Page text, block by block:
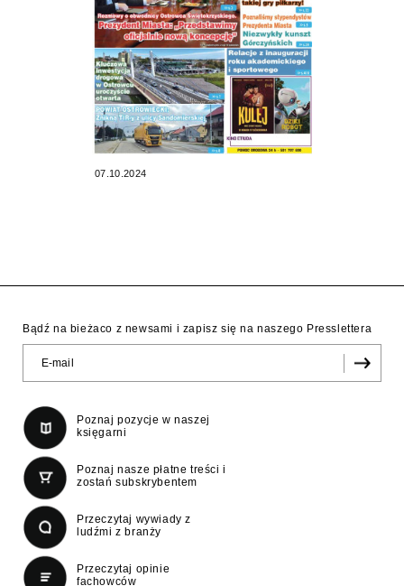
07.10.2024
Bądź na bieżaco z newsami i zapisz się na naszego Presslettera
Poznaj pozycje w naszej
księgarni
Poznaj nasze płatne treści i
zostań subskrybentem
Przeczytaj wywiady z
ludźmi z branży
Przeczytaj opinie
fachowców